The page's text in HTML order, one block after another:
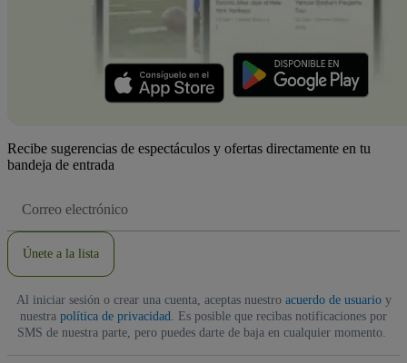
Recibe sugerencias de espectáculos y ofertas directamente en tu
bandeja de entrada
de
Únete a la lista
Al iniciar sesión o crear una cuenta, aceptas nuestro acuerdo de usuarioy
nuestra política de privacidad. Es posible que recibas notificaciones por
SMS de nuestra parte, pero puedes darte de baja en cualquier momento.